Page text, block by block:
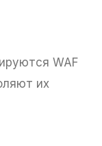
WAF
их